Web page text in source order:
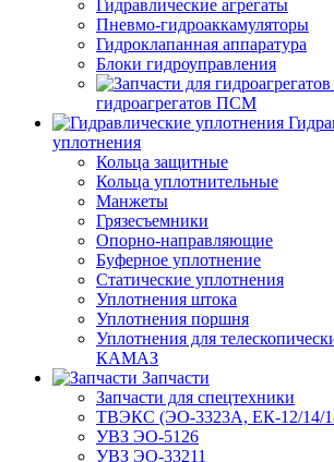
Гидравлические агрегаты
Пневмо-гидроаккамуляторы
Гидроклапанная аппаратура
Блоки гидроуправления
гидроагрегатов ПСМ
уплотнения
Кольца защитные
Кольца уплотнительные
Манжеты
Грязесъемники
Опорно-направляющие
Буферное уплотнение
Статические уплотнения
Уплотнения штока
Уплотнения поршня
Уплотнения для
КАМАЗ
Запчасти
Запчасти для спецтехники
ТВЭКС (ЭО-3323А, ЕК-12/14/
УВЗ ЭО-5126
УВЗ ЭО-33211